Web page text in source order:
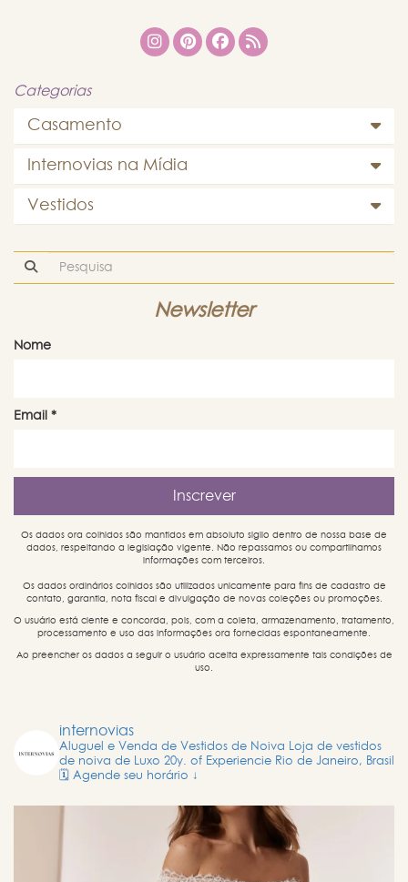
Categorias
Casamento
Internovias na Mídia
Vestidos
Newsletter
Nome
Email *
Os dados ora colhidos são mantidos em absoluto sigilo dentro de nossa base de
dados, respeitando a legislação vigente. Não repassamos ou compartilhamos
informações com terceiros.
Os dados ordinários colhidos são utilizados unicamente para fins de cadastro de
contato, garantia, nota fiscal e divulgação de novas coleções ou promoções.
O usuário está ciente e concorda, pois, com a coleta, armazenamento, tratamento,
processamento e uso das informações ora fornecidas espontaneamente.
Ao preencher os dados a seguir o usuário aceita expressamente tais condições de
uso.
internovias
Aluguel e Venda de Vestidos de Noiva Loja de vestidos
de noiva de Luxo 20y. of Experiencie Rio de Janeiro, Brasil
🗓️ Agende seu horário ↓